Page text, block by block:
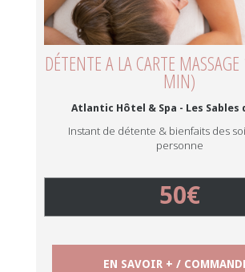
DÉTENTE A LA CARTE
MIN)
Atlantic Hôtel & Spa - Les Sables
Instant de détente & bienfaits des
personne
50€
EN SAVOIR + /